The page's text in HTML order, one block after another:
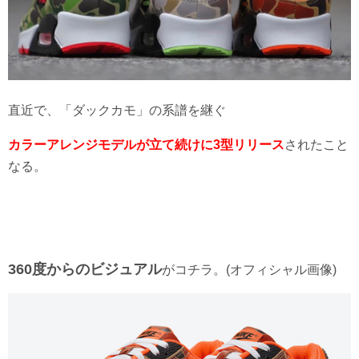
直近で、「ダックカモ」の系譜を継ぐ
カラーアレンジモデルが立て続けに3型リリースされたこと
なる。
360度からのビジュアルがコチラ。(オフィシャル画像)